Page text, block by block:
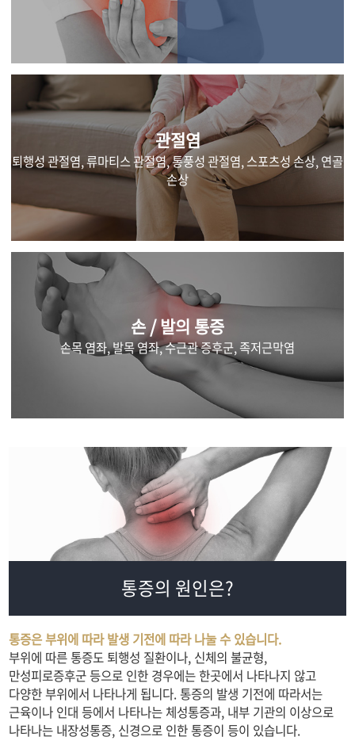
관절염
퇴행성 관절염, 류마티스 관절염, 통풍성 관절염, 스포츠성 손상, 연골
손상
손 / 발의 통증
손목 염좌, 발목 염좌, 수근관 증후군, 족저근막염
통증의 원인은?
통증은 부위에 따라 발생 기전에 따라 나눌 수 있습니다.
부위에 따른 통증도 퇴행성 질환이나, 신체의 불균형,
만성피로증후군 등으로 인한 경우에는 한곳에서 나타나지 않고
다양한 부위에서 나타나게 됩니다. 통증의 발생 기전에 따라서는
근육이나 인대 등에서 나타나는 체성통증과, 내부 기관의 이상으로
나타나는 내장성통증, 신경으로 인한 통증이 등이 있습니다.